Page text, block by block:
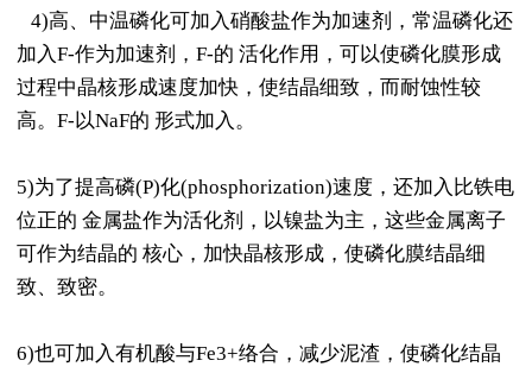
4)高、中温磷化可加入硝酸盐作为加速剂，常温磷化还
加入F-作为加速剂，F-的 活化作用，可以使磷化膜形成
过程中晶核形成速度加快，使结晶细致，而耐蚀性较
高。F-以NaF的 形式加入。
5)为了提高磷(P)化(phosphorization)速度，还加入比铁电
位正的 金属盐作为活化剂，以镍盐为主，这些金属离子
可作为结晶的 核心，加快晶核形成，使磷化膜结晶细
致、致密。
6)也可加入有机酸与Fe3+络合，减少泥渣，使磷化结晶